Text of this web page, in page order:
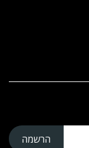
הרשמה